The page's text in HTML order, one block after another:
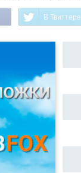
В Твиттере